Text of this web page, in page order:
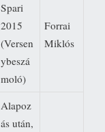
Spari
2015
(Versen
ybeszá
moló)
Forrai
Miklós
Alapoz
ás után,